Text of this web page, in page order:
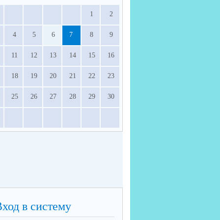
1 2
4 5 6 7 8 9
11 12 13 14 15 16
18 19 20 21 22 23
25 26 27 28 29 30
в систему